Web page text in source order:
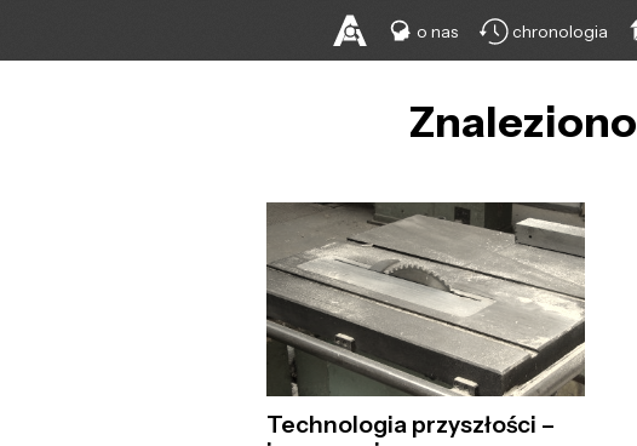
o nas chronologia
Technologia przyszłości –